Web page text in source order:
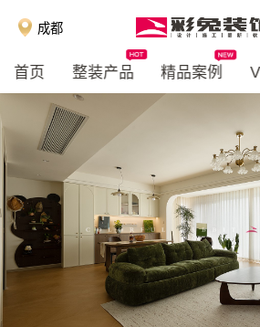
成都
首页 整装产品 精品案例